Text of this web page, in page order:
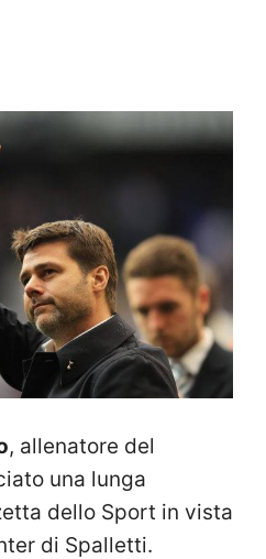
, allenatore del
una lunga
dello Sport in vista
di Spalletti.